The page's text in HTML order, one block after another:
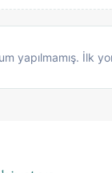
yapılmamış. İlk